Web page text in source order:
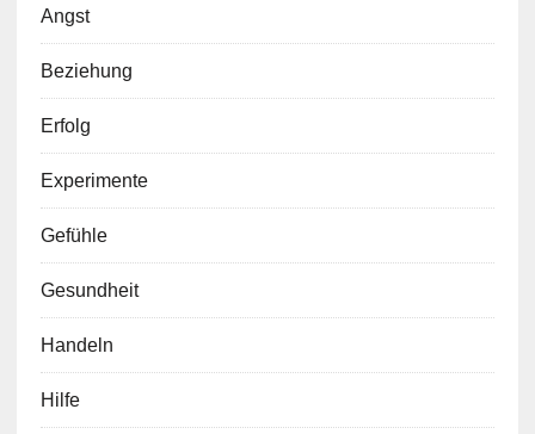
Angst
Beziehung
Erfolg
Experimente
Gefühle
Gesundheit
Handeln
Hilfe